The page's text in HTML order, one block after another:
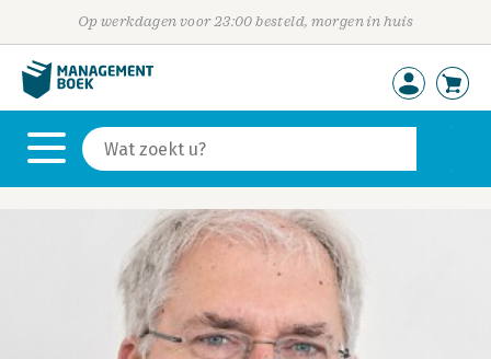
Op werkdagen voor 23:00 besteld, morgen in huis